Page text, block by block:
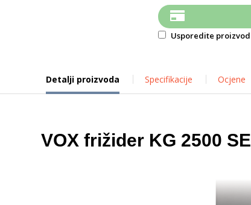
Usporedite proizvod
Detalji proizvoda Specifikacije Ocjene
VOX frižider KG 2500 SE